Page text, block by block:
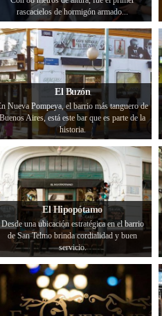
rascacielos de hormigón armado...
El Buzón
Nueva Pompeya, el barrio más tanguero de
Buenos Aires, está este bar que es parte de la
historia.
El Hipopótamo
Desde una ubicación estratégica en el barrio
de San Telmo brinda cordialidad y buen
servicio.